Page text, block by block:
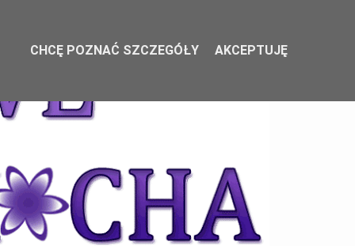
CHCĘ POZNAĆ SZCZEGÓŁY AKCEPTUJĘ